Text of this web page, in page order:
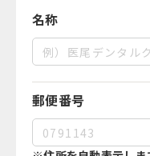
名称
郵便番号